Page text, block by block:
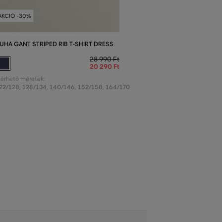
-30%
GANT STRIPED RIB T-SHIRT DRESS
28 990 Ft
20 290 Ft
méretek:
128, 128/134, 140/146, 152/158, 164/170